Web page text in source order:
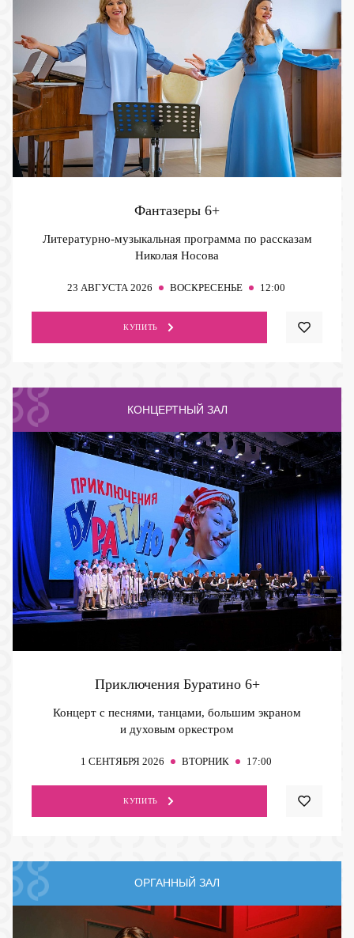
Фантазеры 6+
Литературно-музыкальная программа по рассказам
Николая Носова
23 АВГУСТА 2026 ВОСКРЕСЕНЬЕ 12:00
КУПИТЬ
КОНЦЕРТНЫЙ ЗАЛ
Приключения Буратино 6+
Концерт с песнями, танцами, большим экраном
и духовым оркестром
1 СЕНТЯБРЯ 2026 ВТОРНИК 17:00
КУПИТЬ
ОРГАННЫЙ ЗАЛ